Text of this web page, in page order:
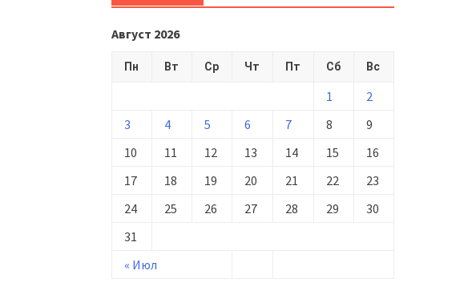
Август 2026
Пн Вт Ср Чт Пт Сб Вс
« Июл
1
2
3
4 5 6 7 8
9
10
11 12 13 14 15
16
17
18 19 20 21 22
23
24
25 26 27 28 29
30
31